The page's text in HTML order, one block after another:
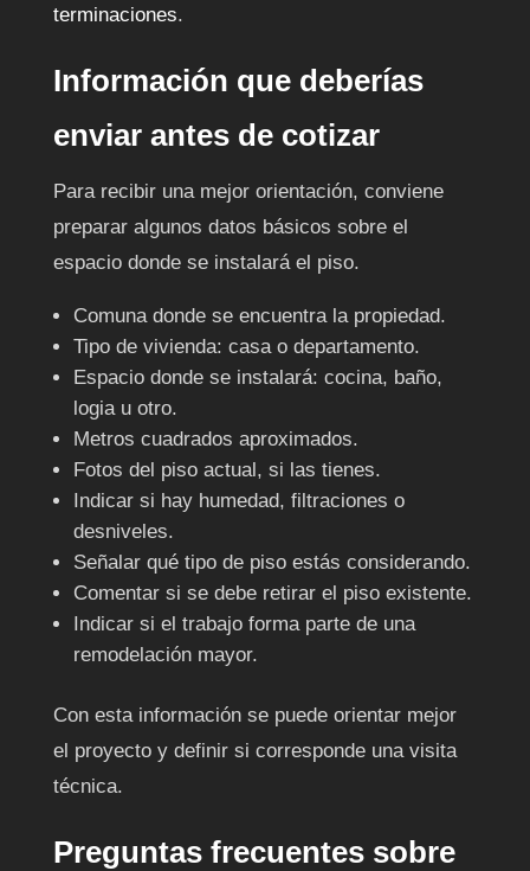
terminaciones.
Información que deberías
enviar antes de cotizar
Para recibir una mejor orientación, conviene
preparar algunos datos básicos sobre el
espacio donde se instalará el piso.
Comuna donde se encuentra la propiedad.
Tipo de vivienda: casa o departamento.
Espacio donde se instalará: cocina, baño,
logia u otro.
Metros cuadrados aproximados.
Fotos del piso actual, si las tienes.
Indicar si hay humedad, filtraciones o
desniveles.
Señalar qué tipo de piso estás considerando.
Comentar si se debe retirar el piso existente.
Indicar si el trabajo forma parte de una
remodelación mayor.
Con esta información se puede orientar mejor
el proyecto y definir si corresponde una visita
técnica.
Preguntas frecuentes sobre